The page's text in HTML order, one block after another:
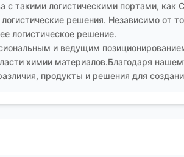
такими логистическими портами,
решения. Независимо от
логистическое решение.
и ведущим
химии материалов.Благодаря
продукты и решения для